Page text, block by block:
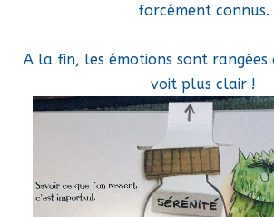
forcément connus.
A la fin, les émotions sont rangées
voit plus clair !